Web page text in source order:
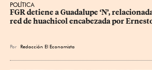
POLÍTICA
FGR detiene a Guadalupe ‘N’,
red de huachicol encabezada por
Por Redacción El Economista